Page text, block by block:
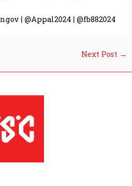
| @Appal2024 | @fb882024
Next Post →